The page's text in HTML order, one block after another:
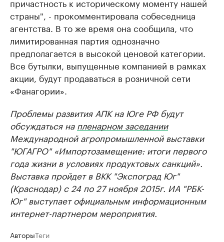
страны", - прокомментировала собеседница
агентства. В то же время она сообщила, что
лимитированная партия однозначно
предполагается в высокой ценовой категории.
Все бутылки, выпущенные компанией в рамках
акции, будут продаваться в розничной сети
«Фанагории».
Проблемы развития АПК на Юге РФ будут
обсуждаться на пленарном заседании
Международной агропромышленной выставки
"ЮГАГРО" «Импортозамещение: итоги первого
года жизни в условиях продуктовых санкций».
Выставка пройдет в ВКК "Экспоград Юг"
(Краснодар) с 24 по 27 ноября 2015г. ИА "РБК-
Юг" выступает официальным информационным
интернет-партнером мероприятия.
АвторыТеги